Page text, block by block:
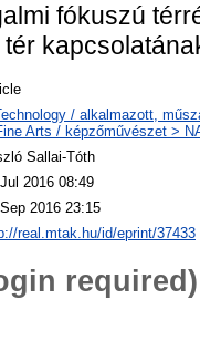
fókuszú
tér
/ alkalmazott,
Arts / képzőművészet >
Sallai-Tóth
2016 08:49
2016 23:15
real.mtak.hu/id/eprint/37433
required)